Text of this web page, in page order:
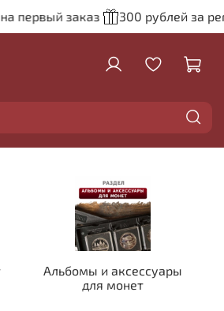
первый заказ 300 рублей за
Альбомы и аксессуары
для монет